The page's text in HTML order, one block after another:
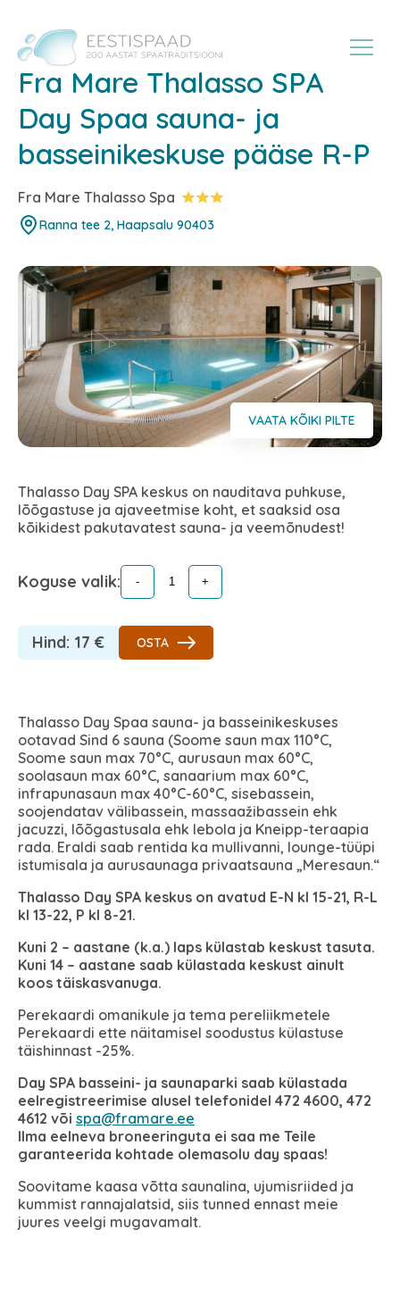
Fra Mare Thalasso SPA
Day Spaa sauna- ja
basseinikeskuse pääse R-P
Fra Mare Thalasso Spa
Ranna tee 2, Haapsalu 90403
VAATA KÕIKI PILTE
Thalasso Day SPA keskus on nauditava puhkuse,
lõõgastuse ja ajaveetmise koht, et saaksid osa
kõikidest pakutavatest sauna- ja veemõnudest!
Koguse valik:
Hind: 17 € OSTA
Thalasso Day Spaa sauna- ja basseinikeskuses
ootavad Sind 6 sauna (Soome saun max 110°C,
Soome saun max 70°C, aurusaun max 60°C,
soolasaun max 60°C, sanaarium max 60°C,
infrapunasaun max 40°C-60°C, sisebassein,
soojendatav välibassein, massaažibassein ehk
jacuzzi, lõõgastusala ehk lebola ja Kneipp-teraapia
rada. Eraldi saab rentida ka mullivanni, lounge-tüüpi
istumisala ja aurusaunaga privaatsauna „Meresaun.“
Thalasso Day SPA keskus on avatud E-N kl 15-21, R-L
kl 13-22, P kl 8-21.
Kuni 2 – aastane (k.a.) laps külastab keskust tasuta.
Kuni 14 – aastane saab külastada keskust ainult
koos täiskasvanuga.
Perekaardi omanikule ja tema pereliikmetele
Perekaardi ette näitamisel soodustus külastuse
täishinnast -25%.
Day SPA basseini- ja saunaparki saab külastada
eelregistreerimise alusel telefonidel 472 4600, 472
4612 või spa@framare.ee
Ilma eelneva broneeringuta ei saa me Teile
garanteerida kohtade olemasolu day spaas!
Soovitame kaasa võtta saunalina, ujumisriided ja
kummist rannajalatsid, siis tunned ennast meie
juures veelgi mugavamalt.